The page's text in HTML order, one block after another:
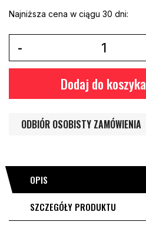
Najniższa cena w ciągu 30 dni:
Dodaj do koszyka
ODBIÓR OSOBISTY ZAMÓWIENIA
OPIS
SZCZEGÓŁY PRODUKTU